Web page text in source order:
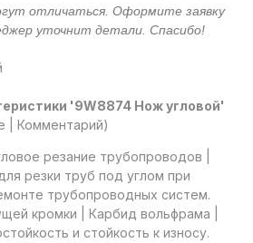
'9W8874 Нож угловой'
| Комментарий)
резание трубопроводов |
резки труб под углом при
трубопроводных систем.
кромки | Карбид вольфрама |
и стойкость к износу.